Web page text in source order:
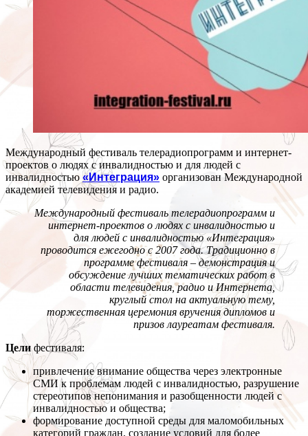
Международный фестиваль телерадиопрограмм и интернет-
проектов о людях с инвалидностью и для людей с
инвалидностью «Интеграция» организован Международной
академией телевидения и радио.
Международный фестиваль телерадиопрограмм и
интернет-проектов о людях с инвалидностью и
для людей с инвалидностью «Интеграция»
проводится ежегодно с 2007 года. Традиционно в
программе фестиваля – демонстрация и
обсуждение лучших тематических работ в
области телевидения, радио и Интернета,
круглый стол на актуальную тему,
торжественная церемония вручения дипломов и
призов лауреатам фестиваля.
Целифестиваля:
привлечение внимание общества через электронные
СМИ к проблемам людей с инвалидностью, разрушение
стереотипов непонимания и разобщенности людей с
инвалидностью и общества;
формирование доступной среды для маломобильных
категорий граждан, создание условий для более